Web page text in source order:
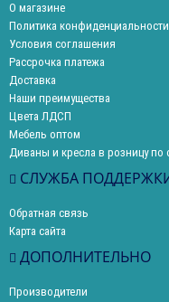
О магазине
Политика конфиденциальности
Условия соглашения
Рассрочка платежа
Доставка
Наши преимущества
Цвета ЛДСП
Мебель оптом
Диваны и кресла в розницу по
СЛУЖБА
Обратная связь
Карта сайта
ДОПОЛНИТЕЛЬНО
Производители